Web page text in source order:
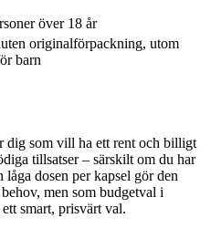
över 18 år
originalförpackning, utom
barn
dig som vill ha ett rent och billigt
tillsatser – särskilt om du har
dosen per kapsel gör den
men som budgetval i
smart, prisvärt val.